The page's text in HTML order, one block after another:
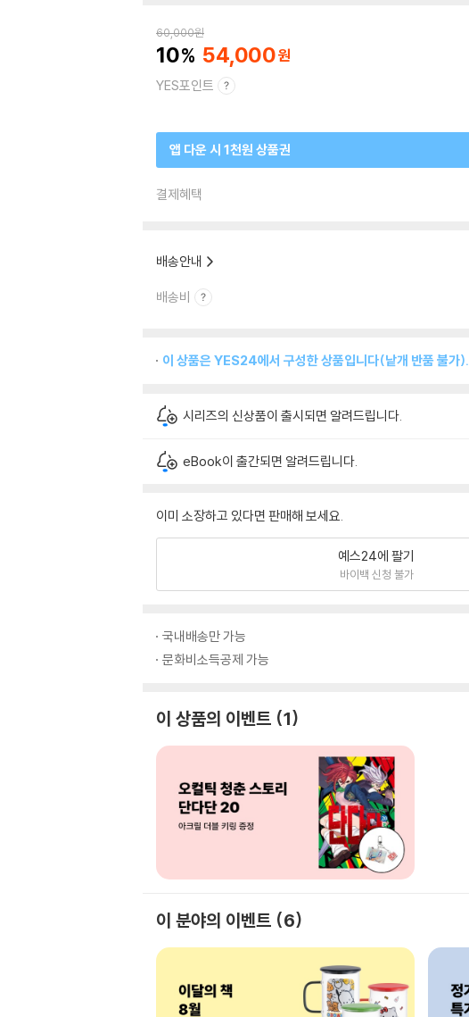
60,000원
10 54,000
YES포인트
앱 다운 시 1천원 상품권
결제혜택
배송안내
배송비
이 상품은 YES24에서 구성한 상품입니다(낱개 반품 불가).
시리즈의 신상품이 출시되면 알려드립니다.
eBook이 출간되면 알려드립니다.
이미 소장하고 있다면 판매해 보세요.
예스24에 팔기
바이백 신청 불가
국내배송만 가능
문화비소득공제 가능
이 상품의 이벤트 1
이 분야의 이벤트 6